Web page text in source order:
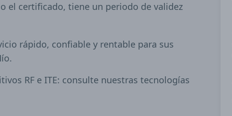
el certificado, tiene un periodo de validez
rápido, confiable y rentable para sus
RF e ITE: consulte nuestras tecnologías